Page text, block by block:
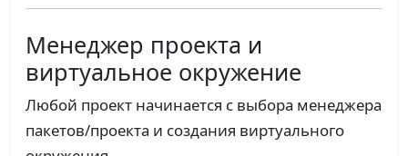
Менеджер проекта и
виртуальное окружение
Любой проект начинается с выбора менеджера
пакетов/проекта и создания виртуального